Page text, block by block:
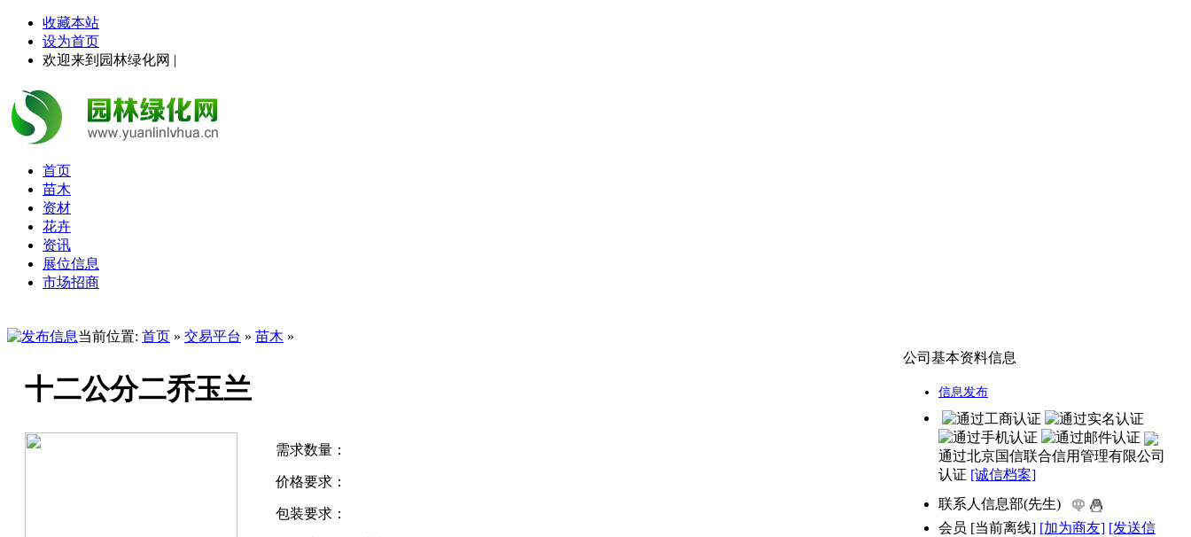
收藏本站
设为首页
欢迎来到园林绿化网 |
首页
苗木
资材
花卉
资讯
展位信息
市场招商
当前位置: 首页 » 交易平台 » 苗木 »
十二公分二乔玉兰
需求数量：
价格要求：
包装要求：
公司基本资料信息
信息发布
通过北京国信联合信用管理有限公司
认证 [诚信档案]
联系人 信息部(先生)
会员 [当前离线] [加为商友] [发送信